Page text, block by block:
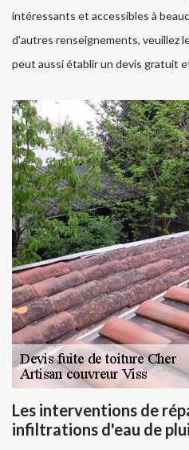
intéressants et accessibles à
d'autres renseignements, veuillez
peut aussi établir un devis gratuit
Les interventions de
infiltrations d'eau de